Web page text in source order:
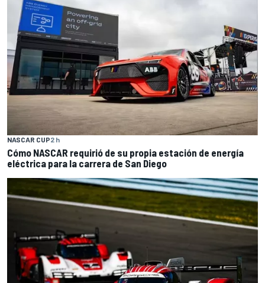
NASCAR CUP2 h
Cómo NASCAR requirió de su propia estación de energía
eléctrica para la carrera de San Diego